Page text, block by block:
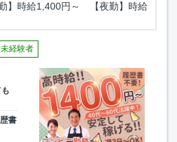
勤】時給1,400円～ 【夜勤】時給
経験者
書